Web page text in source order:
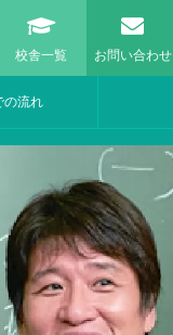
校舎一覧 お問い合わせ
の流れ